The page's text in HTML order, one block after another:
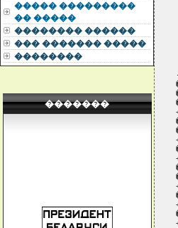
����� ���������
�� �����
�������� ������
��� ������� �����
��������
�������